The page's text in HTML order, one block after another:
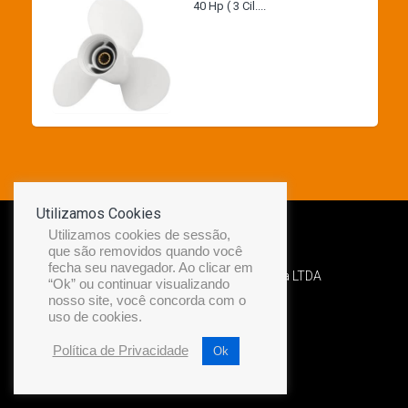
40 Hp ( 3 Cil....
Desenvolvido por Diamond Náutica LTDA
Utilizamos Cookies
Utilizamos cookies de sessão,
que são removidos quando você
fecha seu navegador. Ao clicar em
“Ok” ou continuar visualizando
nosso site, você concorda com o
uso de cookies.
Política de Privacidade Ok